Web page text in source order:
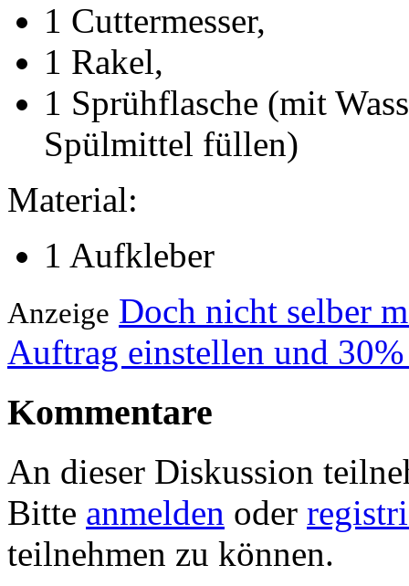
1 Cuttermesser,
1 Rakel,
1 Sprühflasche (mit
Spülmittel füllen)
Material:
1 Aufkleber
Anzeige Doch nicht selber
Auftrag einstellen und
Kommentare
An dieser Diskussion
Bitte anmelden oder
teilnehmen zu können.